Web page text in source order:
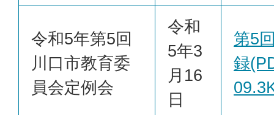
令和5年第5回
川口市教育委
員会定例会
令和
5年3
月16
日
第5
録